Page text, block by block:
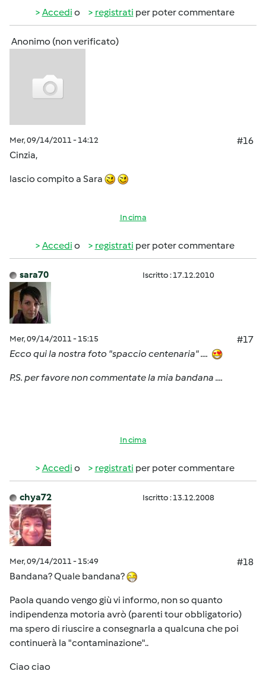
Accedi o registrati per poter commentare
Anonimo (non verificato)
Mer, 09/14/2011 - 14:12
#16
Cinzia,
lascio compito a Sara
In cima
Accedi o registrati per poter commentare
sara70 Iscritto : 17.12.2010
Mer, 09/14/2011 - 15:15
#17
Ecco qui la nostra foto "spaccio centenaria" ....
P.S. per favore non commentate la mia bandana ....
In cima
Accedi o registrati per poter commentare
chya72 Iscritto : 13.12.2008
Mer, 09/14/2011 - 15:49
#18
Bandana? Quale bandana?
Paola quando vengo giù vi informo, non so quanto
indipendenza motoria avrò (parenti tour obbligatorio)
ma spero di riuscire a consegnarla a qualcuna che poi
continuerà la "contaminazione"..
Ciao ciao